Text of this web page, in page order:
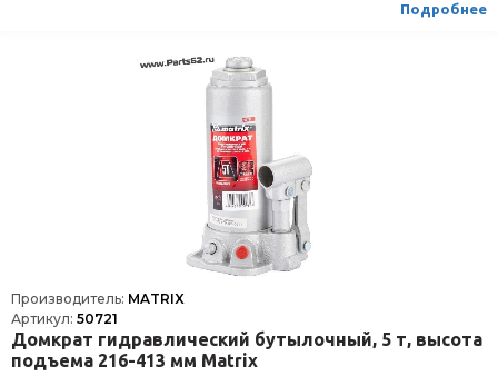
Подробнее
Производитель: MATRIX
Артикул: 50721
Домкрат гидравлический бутылочный, 5 т, высота
подъема 216-413 мм Matrix